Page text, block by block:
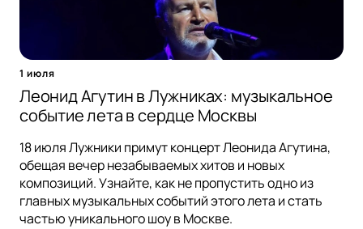
1 июля
Леонид Агутин в Лужниках: музыкальное
событие лета в сердце Москвы
18 июля Лужники примут концерт Леонида Агутина,
обещая вечер незабываемых хитов и новых
композиций. Узнайте, как не пропустить одно из
главных музыкальных событий этого лета и стать
частью уникального шоу в Москве.